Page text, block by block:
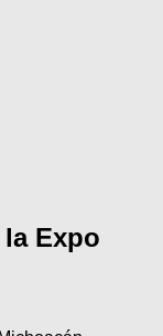
Expo